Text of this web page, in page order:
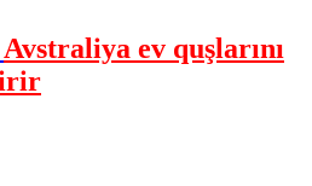
Avstraliya ev quşlarını